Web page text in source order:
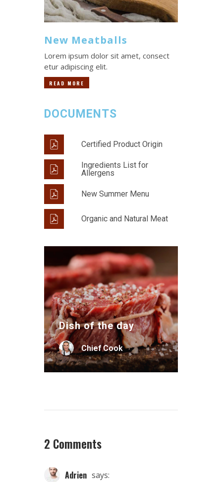
New Meatballs
Lorem ipsum dolor sit amet, consect
etur adipiscing elit.
READ MORE
DOCUMENTS
Certified Product Origin
Ingredients List for
Allergens
New Summer Menu
Organic and Natural Meat
Dish of the day
Chief Cook
2 Comments
Adrien says: